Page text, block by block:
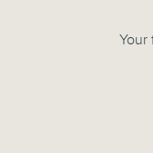
Your